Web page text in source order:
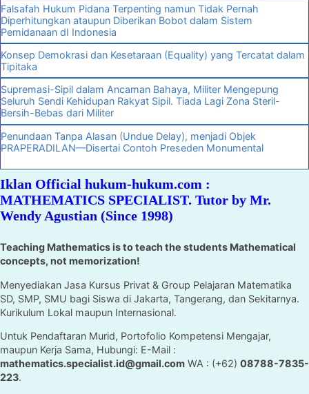
Falsafah Hukum Pidana Terpenting namun Tidak Pernah
Diperhitungkan ataupun Diberikan Bobot dalam Sistem
Pemidanaan dI Indonesia
Konsep Demokrasi dan Kesetaraan (Equality) yang Tercatat dalam
Tipitaka
Supremasi-Sipil dalam Ancaman Bahaya, Militer Mengepung
Seluruh Sendi Kehidupan Rakyat Sipil. Tiada Lagi Zona Steril-
Bersih-Bebas dari Militer
Penundaan Tanpa Alasan (Undue Delay), menjadi Objek
PRAPERADILAN—Disertai Contoh Preseden Monumental
Iklan Official hukum-hukum.com :
MATHEMATICS SPECIALIST. Tutor by Mr.
Wendy Agustian (Since 1998)
Teaching Mathematics is to teach the students Mathematical
concepts, not memorization!
Menyediakan Jasa Kursus Privat & Group Pelajaran Matematika
SD, SMP, SMU bagi Siswa di Jakarta, Tangerang, dan Sekitarnya.
Kurikulum Lokal maupun Internasional.
Untuk Pendaftaran Murid, Portofolio Kompetensi Mengajar,
maupun Kerja Sama, Hubungi: E-Mail :
mathematics.specialist.id@gmail.com WA : (+62) 08788-7835-
223.